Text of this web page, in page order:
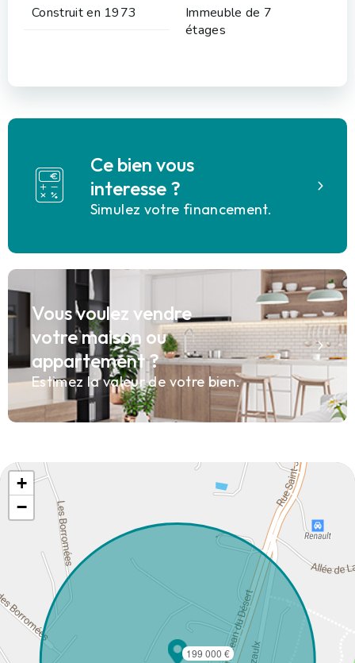
Construit en 1973
Immeuble de 7
étages
Ce bien vous
interesse ?
Simulez votre financement.
Vous voulez vendre
votre maison ou
appartement ?
Estimez la valeur de votre bien.
199 000 €
+
−